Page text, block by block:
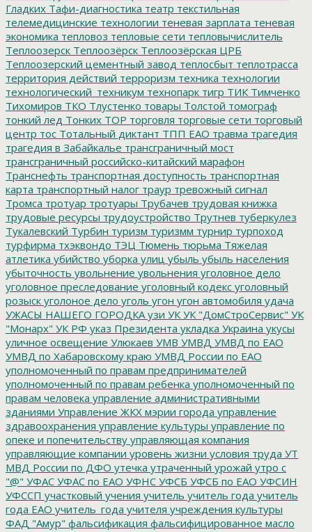
Гладких Тафи-диагностика театр текстильная
телемедицинские технологии теневая зарплата теневая
экономика тепловоз тепловые сети тепловычислитель
Теплоозерск Теплоозёрск Теплоозёрская ЦРБ
Теплоозерский цементный завод теплосбыт теплотрасса
территория действий терроризм техника технологии
технологический_техникум технопарк тигр ТИК Тимченко
Тихомиров ТКО Тлустенко товары Толстой томограф
тонкий лед Тонких ТОР торговля торговые сети торговый
центр тос Тотальный диктант ТПП ЕАО травма трагедия
трагедия в Забайкалье трансграничный мост
трансграничный российско-китайский марафон
Транснефть транспортная доступность транспортная
карта транспортный налог траур тревожный сигнал
Тромса тротуар тротуары Трубачев трудовая книжка
трудовые ресурсы трудоустройство Трутнев туберкулез
Тукалевский Турбин туризм туризмм турнир турпоход
турфирма тхэквондо ТЭЦ Тюмень тюрьма Тяжелая
атлетика убийство уборка улиц убыль убыль населения
убыточность увольнение увольнения уголовное дело
уголовное преследование уголовный кодекс уголовный
розыск уголоное дело уголь угон угон автомобиля удача
УЖАСЫ НАШЕГО ГОРОДКА узи УК УК "ДомСтроСервис" УК
"Монарх" УК РФ указ Президента укладка Украина укусы
уличное освещение Улюкаев УМВ УМВД УМВД по ЕАО
УМВД по Хабаровскому краю УМВД России по ЕАО
уполномоченный по правам предпринимателей
уполномоченный по правам ребенка уполномоченный по
правам человека управление административными
зданиями Управление ЖКХ мэрии города управление
здравоохранения управление культуры управление по
опеке и попечительству управляющая компания
управляющие компании уровень жизни условия труда УТ
МВД России по ДФО утечка утраченный урожай утро с
"@" УФАС УФАС по ЕАО УФНС УФСБ УФСБ по ЕАО УФСИН
УФССП участковый учения учитель учитель года учитель
года ЕАО учитель_года учителя учреждения культуры
ФАД "Амур" фальсификация фальсифицированное масло